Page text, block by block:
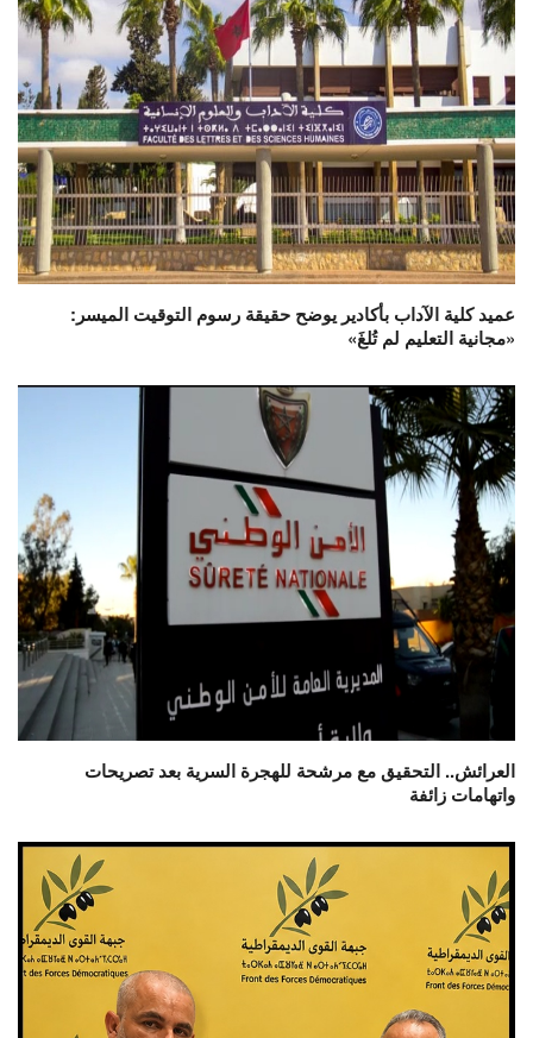
عميد كلية الآداب بأكادير يوضح حقيقة رسوم التوقيت الميسر:
«مجانية التعليم لم تُلغَ»
العرائش.. التحقيق مع مرشحة للهجرة السرية بعد تصريحات
واتهامات زائفة